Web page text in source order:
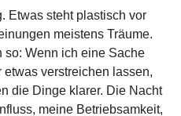
Etwas steht plastisch vor
meistens Träume.
so: Wenn ich eine Sache
verstreichen lassen,
die Dinge klarer. Die Nacht
meine Betriebsamkeit,